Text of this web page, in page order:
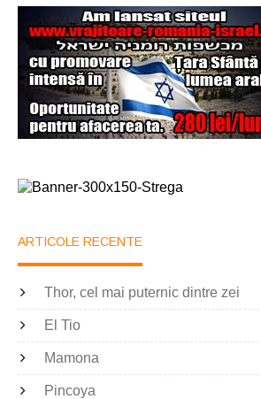
ARTICOLE RECENTE
Thor, cel mai puternic dintre zei
El Tio
Mamona
Pincoya